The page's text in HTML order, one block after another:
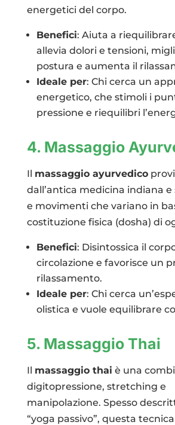
energetici del corpo.
Benefici: Aiuta a
allevia dolori e tensioni,
postura e aumenta il
Ideale per: Chi cerca un
energetico, che stimoli i
pressione e riequilibri
4. Massaggio
Il massaggio ayurvedico
dall’antica medicina indiana e
e movimenti che variano in
costituzione fisica (dosha) di
Benefici: Disintossica il
circolazione e favorisce un
rilassamento.
Ideale per: Chi cerca
olistica e vuole equilibrare
5. Massaggio Thai
Il massaggio thai è una
digitopressione, stretching e
manipolazione. Spesso
“yoga passivo”, questa